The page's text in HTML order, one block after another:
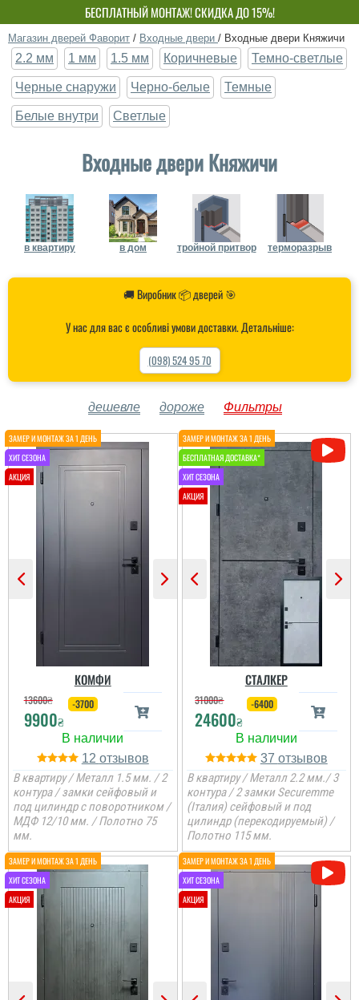
БЕСПЛАТНЫЙ МОНТАЖ! СКИДКА ДО 15%!
СОБСТВЕННОЕ ПРОИЗВОДСТВО-НЕ ПЕРЕПЛАЧИВАЙ!
Магазин дверей Фаворит / Входные двери / Входные двери Княжичи
2.2 мм 1 мм 1.5 мм Коричневые Темно-светлые
Черные снаружи Черно-белые Темные
Белые внутри Светлые
Входные двери Княжичи
в квартиру в дом тройной притвор терморазрыв
🚚 Виробник 📦 дверей 🎯
У нас для вас є особливі умови доставки. Детальніше:
(098) 524 95 70
дешевле дороже Фильтры
КОМФИ
13600₴
9900₴
-3700
12
В квартиру / Металл 1.5 мм. / 2
контура / замки сейфовый и
под цилиндр с поворотником /
МДФ 12/10 мм. / Полотно 75
мм.
СТАЛКЕР
31000₴
24600₴
-6400
37
В квартиру / Металл 2.2 мм./ 3
контура / 2 замки Securemme
(Італия) сейфовый и под
цилиндр (перекодируемый) /
Полотно 115 мм.